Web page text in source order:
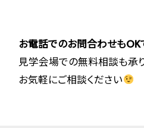
お電話でのお問合わせもOK
見学会場での無料相談も承
お気軽にご相談ください